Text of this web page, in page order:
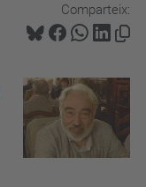
Comparteix: